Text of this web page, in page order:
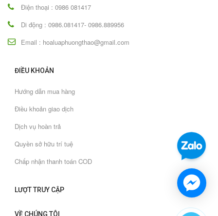
Điện thoại : 0986 081417
Di động : 0986.081417- 0986.889956
Email : hoaluaphuongthao@gmail.com
ĐIỀU KHOẢN
Hướng dẫn mua hàng
Điều khoản giao dịch
Dịch vụ hoàn trả
Quyền sở hữu trí tuệ
Chấp nhận thanh toán COD
LƯỢT TRUY CẬP
VỀ CHÚNG TÔI